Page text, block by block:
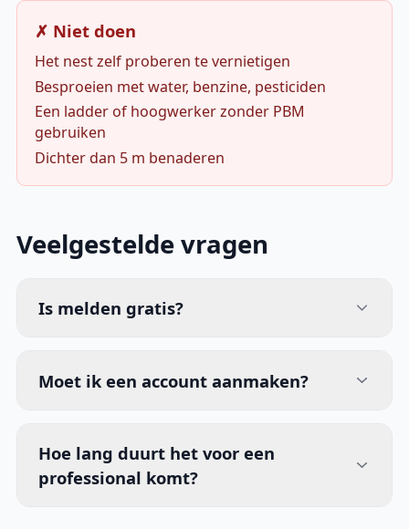
✗ Niet doen
Het nest zelf proberen te vernietigen
Besproeien met water, benzine, pesticiden
Een ladder of hoogwerker zonder PBM
gebruiken
Dichter dan 5 m benaderen
Veelgestelde vragen
Is melden gratis?
Moet ik een account aanmaken?
Hoe lang duurt het voor een
professional komt?